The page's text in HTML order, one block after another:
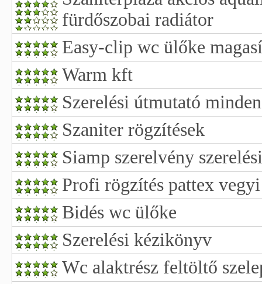
fürdőszobai radiátor
Easy-clip wc ülőke
Warm kft
Szerelési útmutató
Szaniter rögzítések
Siamp szerelvény
Profi rögzítés pattex
Bidés wc ülőke
Szerelési kézikönyv
Wc alaktrész feltöltő